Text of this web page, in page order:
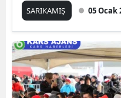
SARIKAMIŞ 05 Ocak